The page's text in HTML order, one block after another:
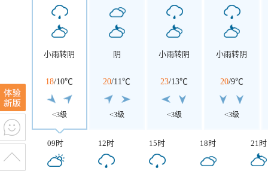
小雨转阴
18/10℃
<3级
阴
20/11℃
<3级
小雨转阴
23/13℃
<3级
小雨转阴
20/9℃
<3级
09时 12时 15时 18时 21时